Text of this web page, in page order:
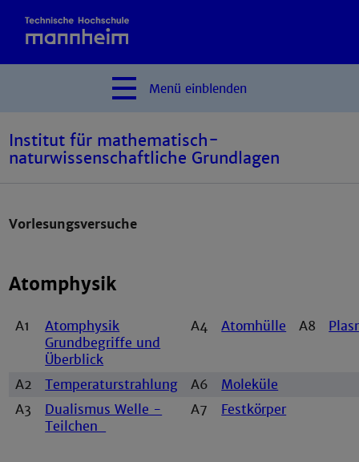
Menü einblenden
Institut für mathematisch-
naturwissenschaftliche Grundlagen
Vorlesungsversuche
Atomphysik
A1
Atomphysik
Grundbegriffe und
Überblick
A4 Atomhülle A8
A2 Temperaturstrahlung A6
Moleküle
A3
Dualismus Welle -
Teilchen
A7 Festkörper